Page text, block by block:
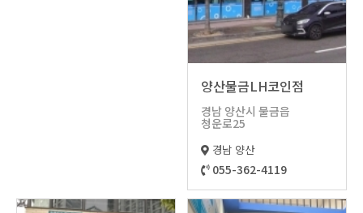
양산물금LH코인점
경남 양산시 물금읍
청운로25
경남 양산
055-362-4119